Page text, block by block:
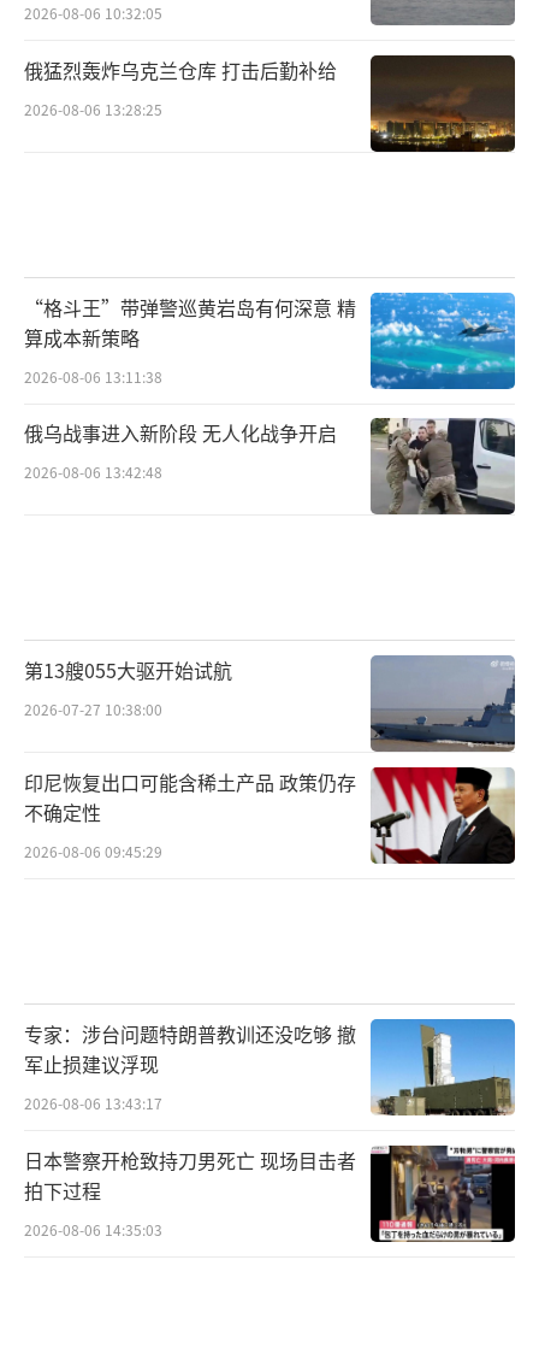
马扎尔政府会继续走这条路吗？答案远比
想象中复杂。中匈经济合作已经深度融合，中
国企业投资为匈牙利产业转型、基建升级和就
业创造发挥了至关重要的作用。新政府即便希
中强调的首要任务是提振经济、解冻欧盟资金
和恢复法治。中国作为匈牙利的重要贸易伙伴
和投资来源国，在这一经济振兴过程中能够发
挥不可替代的作用。
但亲欧盟转向可能带来不确定性。蒂萨党
的胜选宣言中，“匈牙利将再次成为欧盟和北
约的坚定盟友”这一表述发出了明确信号：布
进“去风险”对华政策。一旦匈牙利不再充当
欧盟内部对华政策的“制动器”，而是更积极
地与欧盟主流政策协调，中匈关系可能面临来
综合判断，最可能出现的情景是：匈牙利
新政府不会推翻中匈合作的基本盘——因为中国
规则、投资审查、技术合作等领域向欧盟标准
靠拢，使中匈合作面临更多程序性合规要求而
非方向性逆转。
欧尔班的败选不仅改变了匈牙利国内政
局，还是一根多米诺骨牌，其连锁反应将波及
整个欧洲、大西洋两岸乃至全球地缘政治格
2026-08-06 10:32:05
俄猛烈轰炸乌克兰仓库 打击后勤补给
2026-08-06 13:28:25
“格斗王”带弹警巡黄岩岛有何深意 精
算成本新策略
2026-08-06 13:11:38
俄乌战事进入新阶段 无人化战争开启
2026-08-06 13:42:48
第13艘055大驱开始试航
2026-07-27 10:38:00
印尼恢复出口可能含稀土产品 政策仍存
不确定性
2026-08-06 09:45:29
专家：涉台问题特朗普教训还没吃够 撤
军止损建议浮现
2026-08-06 13:43:17
日本警察开枪致持刀男死亡 现场目击者
拍下过程
2026-08-06 14:35:03